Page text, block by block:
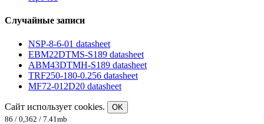
Случайные записи
NSP-8-6-01 datasheet
EBM22DTMS-S189 datasheet
ABM43DTMH-S189 datasheet
TRF250-180-0.256 datasheet
MF72-012D20 datasheet
Сайт использует cookies.
OK
86 / 0,362 / 7.41mb